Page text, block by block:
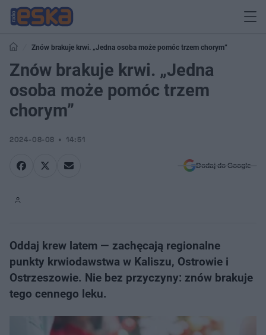
Znów brakuje krwi. „Jedna osoba może pomóc trzem chorym”
Znów brakuje krwi. „Jedna
osoba może pomóc trzem
chorym”
2024-08-08 14:51
Dodaj do Google
Oddaj krew latem — zachęcają regionalne
punkty krwiodawstwa w Kaliszu, Ostrowie i
Ostrzeszowie. Nie bez przyczyny: znów brakuje
tego cennego leku.